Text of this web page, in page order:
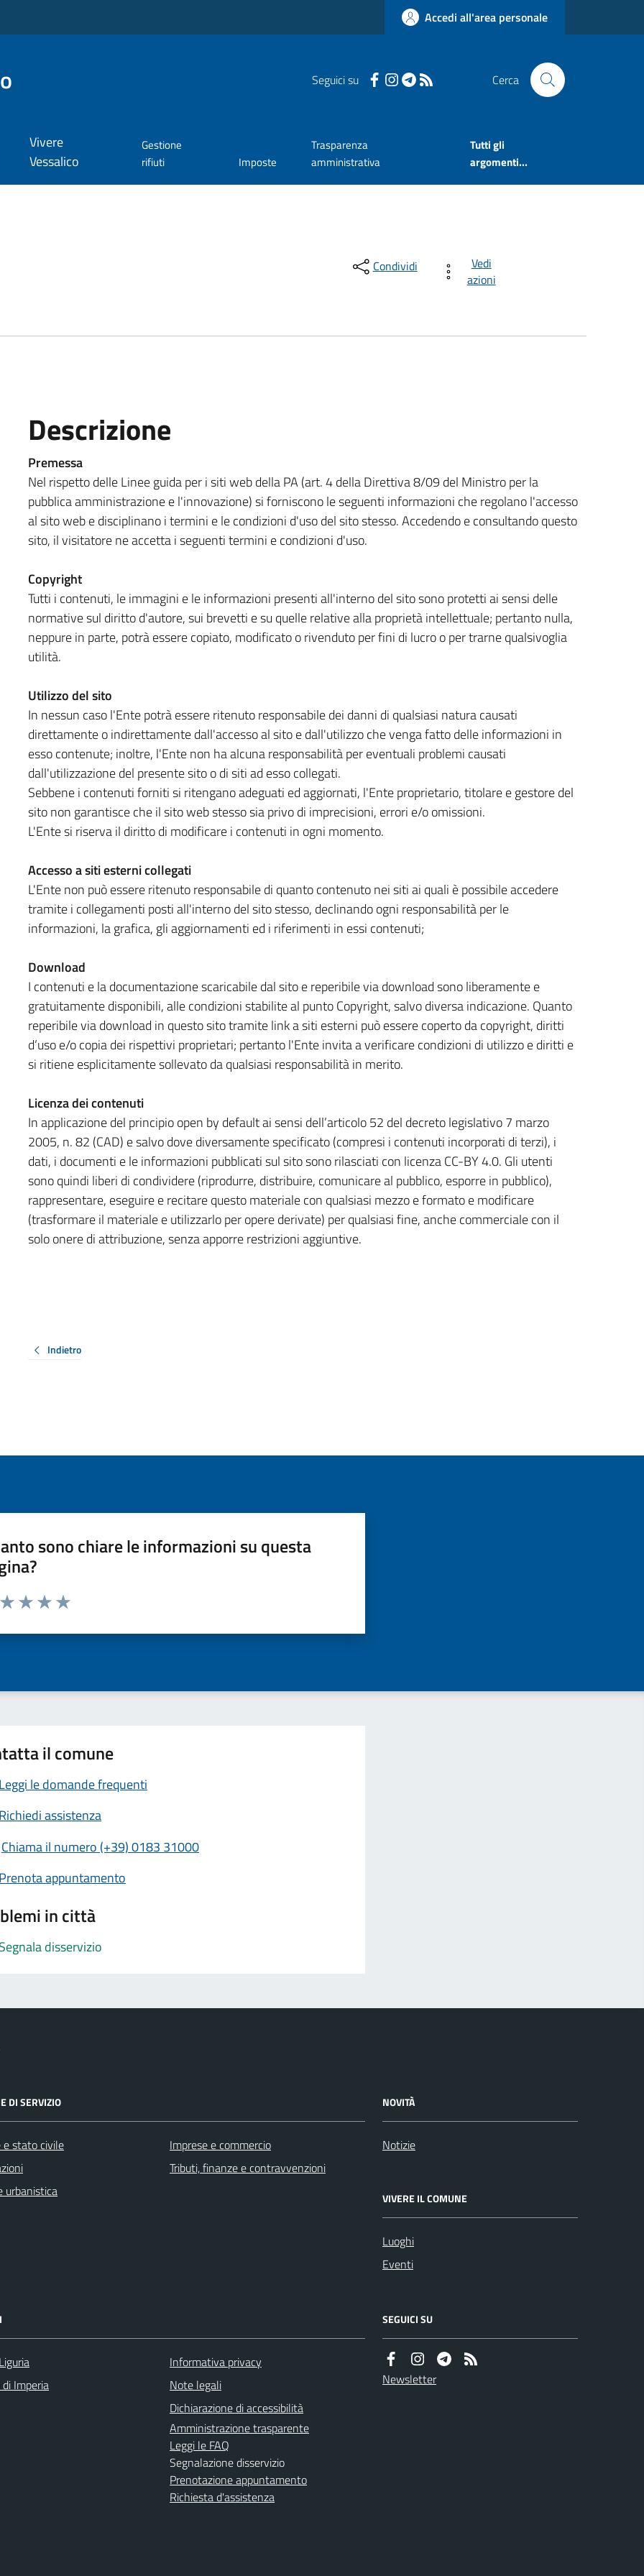
Accedi all'area personale
Seguici su Cerca
Vivere
Vessalico
Gestione
rifiuti
Imposte
Trasparenza
amministrativa
Tutti gli
argomenti...
Condividi
Vedi
azioni
Descrizione
Premessa
Nel rispetto delle Linee guida per i siti web della PA (art. 4 della Direttiva 8/09 del Ministro per la
pubblica amministrazione e l'innovazione) si forniscono le seguenti informazioni che regolano l'accesso
al sito web e disciplinano i termini e le condizioni d'uso del sito stesso. Accedendo e consultando questo
sito, il visitatore ne accetta i seguenti termini e condizioni d'uso.
Copyright
Tutti i contenuti, le immagini e le informazioni presenti all'interno del sito sono protetti ai sensi delle
normative sul diritto d'autore, sui brevetti e su quelle relative alla proprietà intellettuale; pertanto nulla,
neppure in parte, potrà essere copiato, modificato o rivenduto per fini di lucro o per trarne qualsivoglia
utilità.
Utilizzo del sito
In nessun caso l'Ente potrà essere ritenuto responsabile dei danni di qualsiasi natura causati
direttamente o indirettamente dall'accesso al sito e dall'utilizzo che venga fatto delle informazioni in
esso contenute; inoltre, l'Ente non ha alcuna responsabilità per eventuali problemi causati
dall'utilizzazione del presente sito o di siti ad esso collegati.
Sebbene i contenuti forniti si ritengano adeguati ed aggiornati, l'Ente proprietario, titolare e gestore del
sito non garantisce che il sito web stesso sia privo di imprecisioni, errori e/o omissioni.
L'Ente si riserva il diritto di modificare i contenuti in ogni momento.
Accesso a siti esterni collegati
L'Ente non può essere ritenuto responsabile di quanto contenuto nei siti ai quali è possibile accedere
tramite i collegamenti posti all'interno del sito stesso, declinando ogni responsabilità per le
informazioni, la grafica, gli aggiornamenti ed i riferimenti in essi contenuti;
Download
I contenuti e la documentazione scaricabile dal sito e reperibile via download sono liberamente e
gratuitamente disponibili, alle condizioni stabilite al punto Copyright, salvo diversa indicazione. Quanto
reperibile via download in questo sito tramite link a siti esterni può essere coperto da copyright, diritti
d’uso e/o copia dei rispettivi proprietari; pertanto l'Ente invita a verificare condizioni di utilizzo e diritti e
si ritiene esplicitamente sollevato da qualsiasi responsabilità in merito.
Licenza dei contenuti
In applicazione del principio open by default ai sensi dell’articolo 52 del decreto legislativo 7 marzo
2005, n. 82 (CAD) e salvo dove diversamente specificato (compresi i contenuti incorporati di terzi), i
dati, i documenti e le informazioni pubblicati sul sito sono rilasciati con licenza CC-BY 4.0. Gli utenti
sono quindi liberi di condividere (riprodurre, distribuire, comunicare al pubblico, esporre in pubblico),
rappresentare, eseguire e recitare questo materiale con qualsiasi mezzo e formato e modificare
(trasformare il materiale e utilizzarlo per opere derivate) per qualsiasi fine, anche commerciale con il
solo onere di attribuzione, senza apporre restrizioni aggiuntive.
Indietro
sono chiare le informazioni su questa
da 1 a 5 stelle la pagina
il comune
Leggi le domande frequenti
Richiedi assistenza
Chiama il numero (+39) 0183 31000
Prenota appuntamento
in città
Segnala disservizio
DI SERVIZIO
e stato civile
urbanistica
Imprese e commercio
Tributi, finanze e contravvenzioni
NOVITÀ
Notizie
VIVERE IL COMUNE
Luoghi
Eventi
Imperia
Informativa privacy
Note legali
Dichiarazione di accessibilità
Amministrazione trasparente
Leggi le FAQ
Segnalazione disservizio
Prenotazione appuntamento
Richiesta d'assistenza
SEGUICI SU
Newsletter